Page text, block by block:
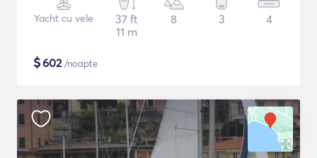
Yacht cu vele
37 ft
11 m
8 3 4
$602/noapte